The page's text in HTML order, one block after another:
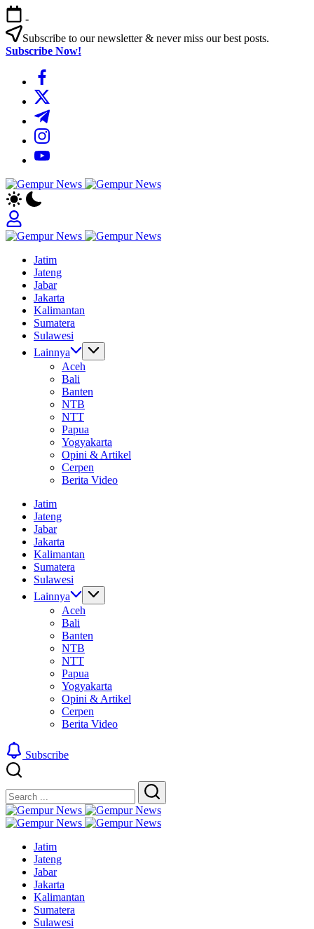
Skip
to
content
-
Subscribe to our newsletter & never miss our best posts.
Subscribe Now!
https://www.facebook.com/
https://twitter.com/
https://t.me/
https://www.instagram.com/
https://youtube.com/
Gempur
Jelajah
Informasi
Dunia
Tanpa
Gempur
Informasi
Dunia
Tanpa
Batas
Jatim
Jateng
Jabar
Jakarta
Kalimantan
Sumatera
Sulawesi
Lainnya
Aceh
Bali
Banten
NTB
NTT
Papua
Yogyakarta
Opini & Artikel
Cerpen
Berita Video
Jatim
Jateng
Jabar
Jakarta
Kalimantan
Sumatera
Sulawesi
Lainnya
Aceh
Bali
Banten
NTB
NTT
Papua
Yogyakarta
Opini & Artikel
Cerpen
Berita Video
Subscribe
Search
Search
Gempur
News
Jelajah
Dunia
Tanpa
Batas
Gempur
Informasi
Dunia
Tanpa
Batas
Jatim
Jateng
Jabar
Jakarta
Kalimantan
Sumatera
Sulawesi